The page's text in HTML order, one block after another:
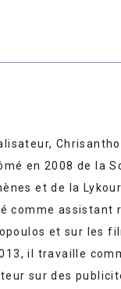
en 2008 de la
et de la
comme assistant
et sur les
il travaille
sur des